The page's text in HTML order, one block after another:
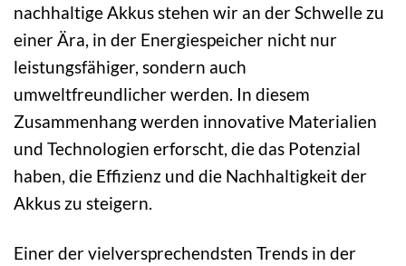
nachhaltige Akkus stehen wir an der Schwelle zu
einer Ära, in der Energiespeicher nicht nur
leistungsfähiger, sondern auch
umweltfreundlicher werden. In diesem
Zusammenhang werden innovative Materialien
und Technologien erforscht, die das Potenzial
haben, die Effizienz und die Nachhaltigkeit der
Akkus zu steigern.
Einer der vielversprechendsten Trends in der